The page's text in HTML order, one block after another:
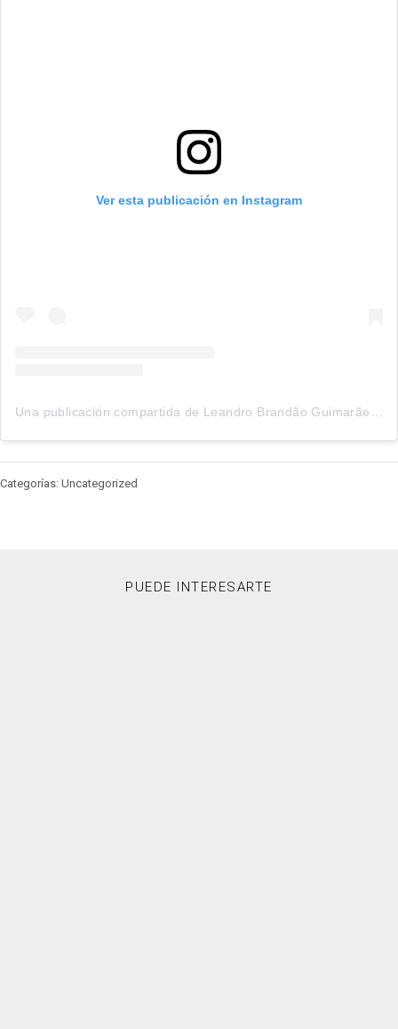
Ver esta publicación en Instagram
Una publicación compartida de Leandro Brandão Guimarães (@otorrino.leandro)
Categorías: Uncategorized
PUEDE INTERESARTE